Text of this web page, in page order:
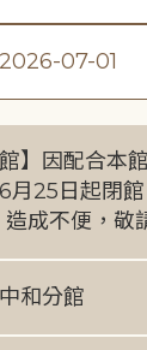
2026-07-01
館】因配合本
月25日起閉
造成不便，敬
中和分館